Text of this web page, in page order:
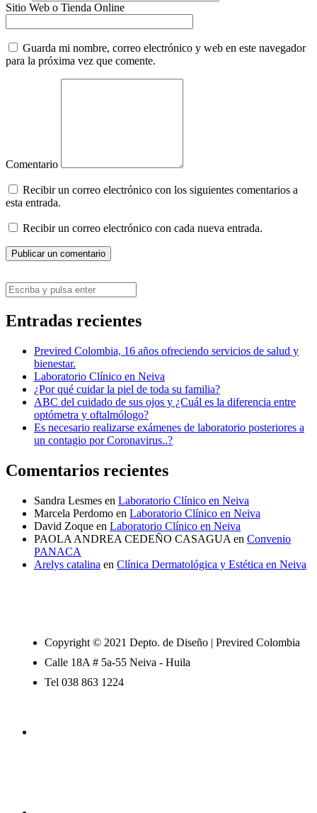
Sitio Web o Tienda Online
Guarda mi nombre, correo electrónico y web en este navegador
para la próxima vez que comente.
Comentario
Recibir un correo electrónico con los siguientes comentarios a
esta entrada.
Recibir un correo electrónico con cada nueva entrada.
Entradas recientes
Previred Colombia, 16 años ofreciendo servicios de salud y
bienestar.
Laboratorio Clínico en Neiva
¿Por qué cuidar la piel de toda su familia?
ABC del cuidado de sus ojos y ¿Cuál es la diferencia entre
optómetra y oftalmólogo?
Es necesario realizarse exámenes de laboratorio posteriores a
un contagio por Coronavirus..?
Comentarios recientes
Sandra Lesmes en Laboratorio Clínico en Neiva
Marcela Perdomo en Laboratorio Clínico en Neiva
David Zoque en Laboratorio Clínico en Neiva
PAOLA ANDREA CEDEÑO CASAGUA en Convenio
PANACA
Arelys catalina en Clínica Dermatológica y Estética en Neiva
Copyright © 2021 Depto. de Diseño | Previred Colombia
Calle 18A # 5a-55 Neiva - Huila
Tel 038 863 1224